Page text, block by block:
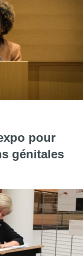
imposé aux
pour
génitales